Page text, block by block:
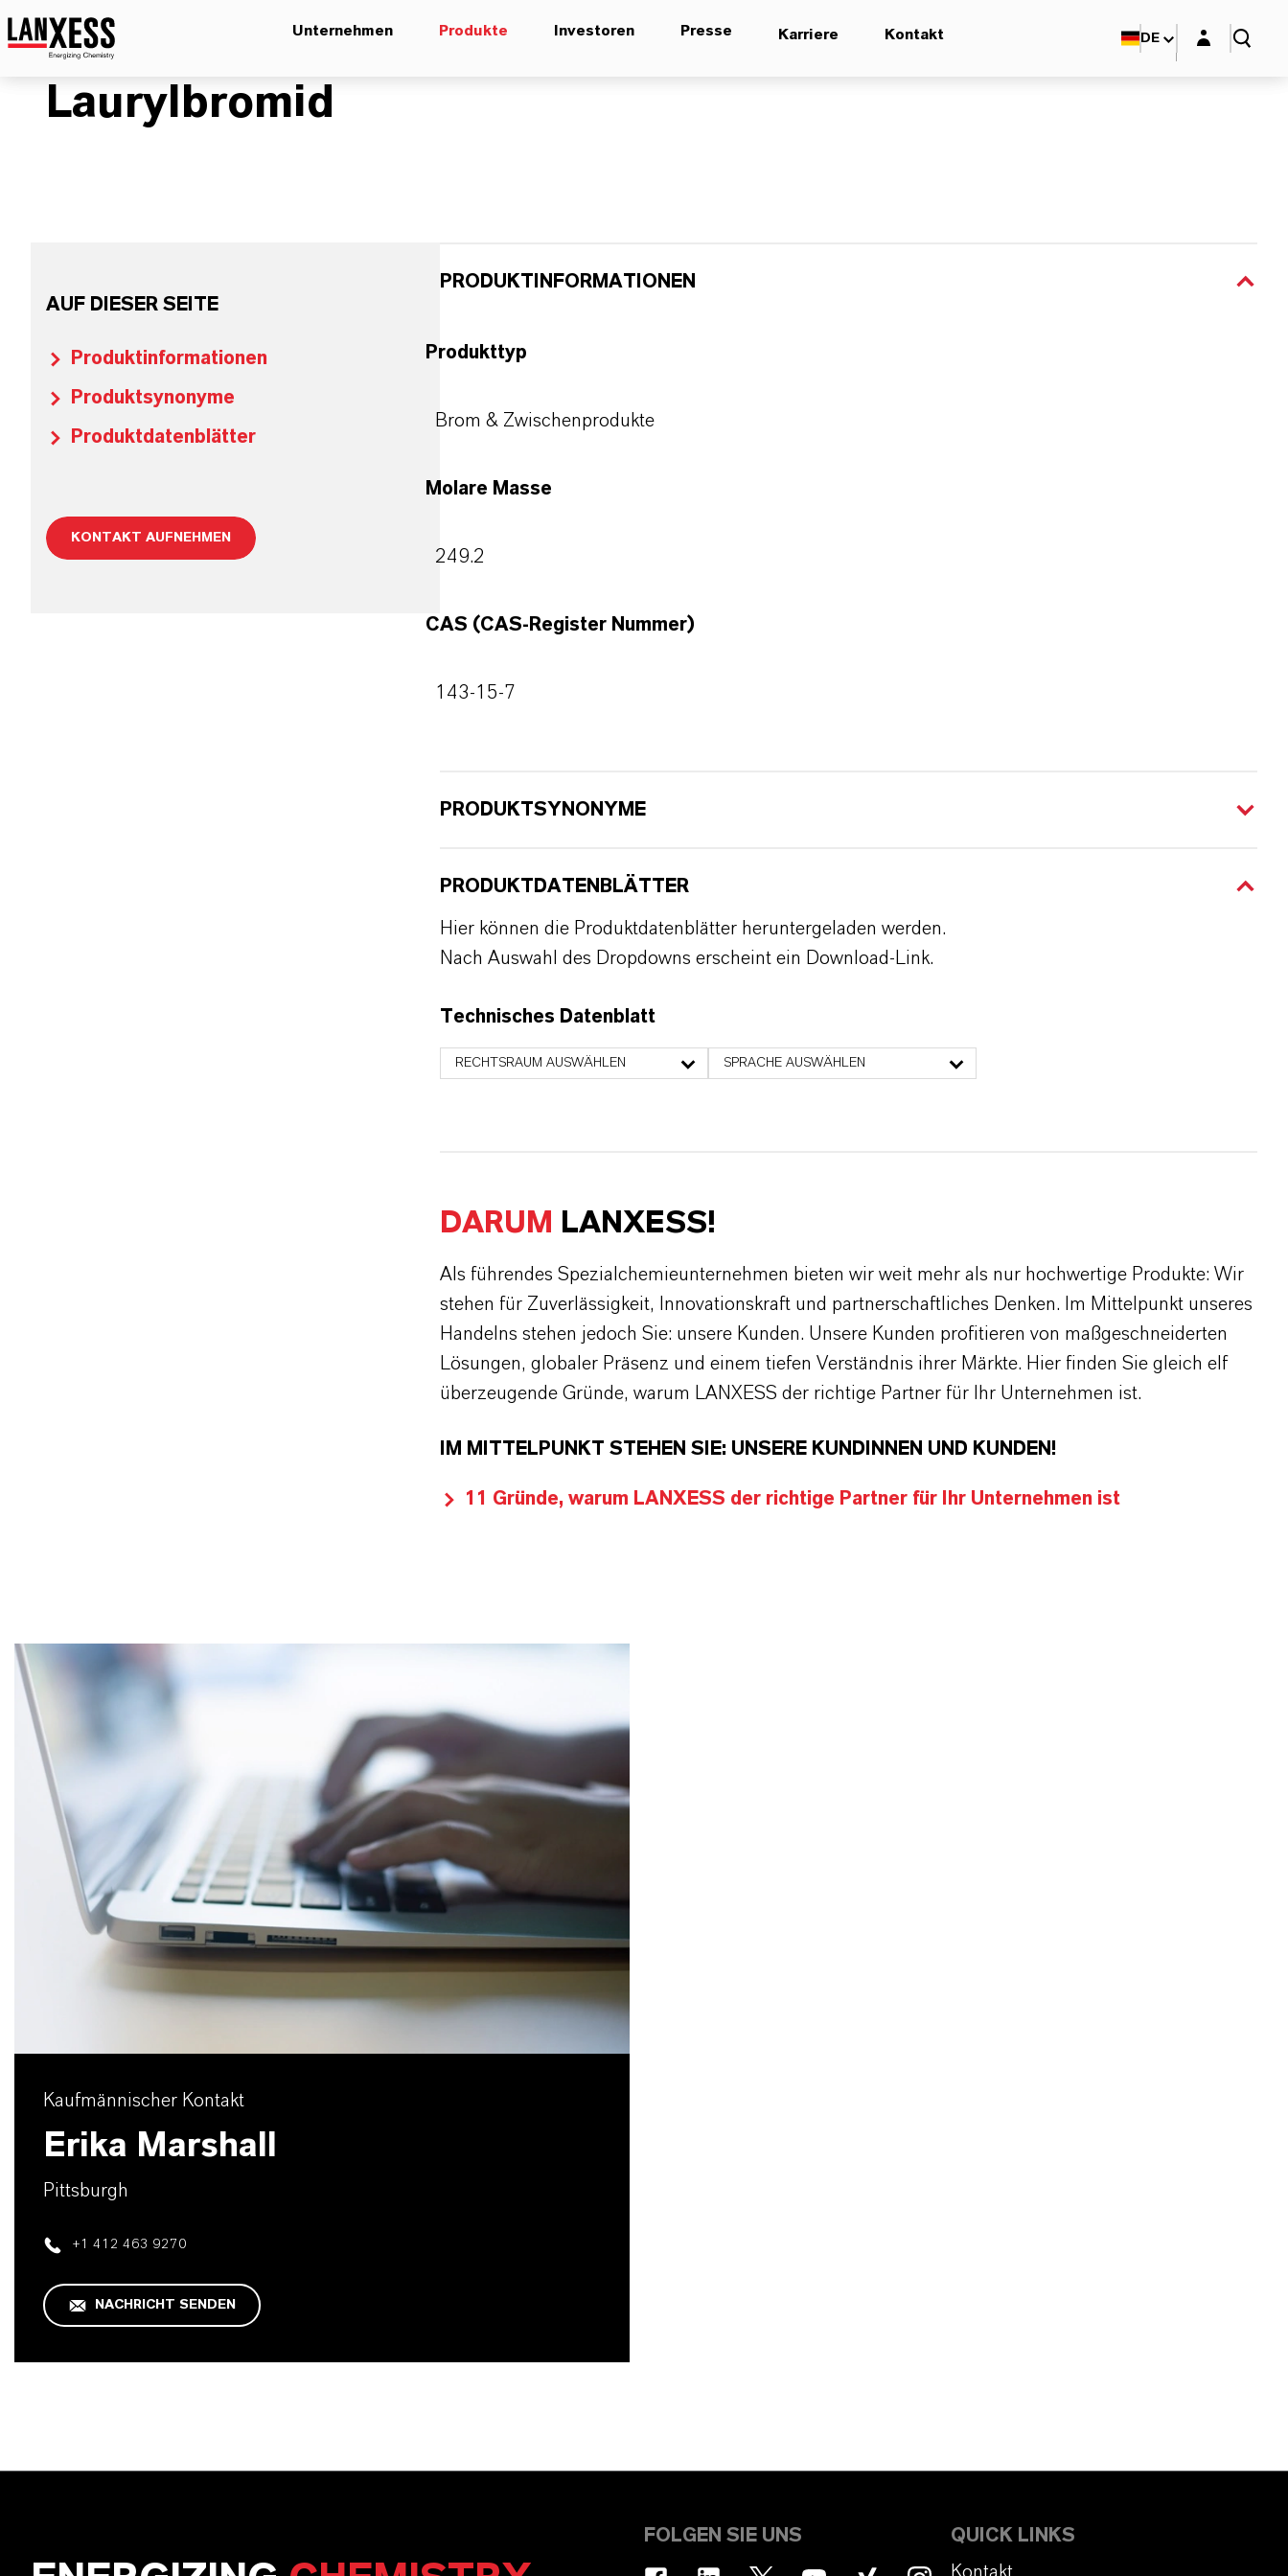
Unternehmen Produkte Investoren Presse Karriere Kontakt DE Login-Maske
Laurylbromid
AUF DIESER SEITE
Produktinformationen
Produktsynonyme
Produktdatenblätter
KONTAKT AUFNEHMEN
PRODUKTINFORMATIONEN
Produkttyp
Brom & Zwischenprodukte
Molare Masse
249.2
CAS (CAS-Register Nummer)
143-15-7
PRODUKTSYNONYME
PRODUKTDATENBLÄTTER
Hier können die Produktdatenblätter heruntergeladen werden.
Nach Auswahl des Dropdowns erscheint ein Download-Link.
Technisches Datenblatt
RECHTSRAUM AUSWÄHLEN SPRACHE AUSWÄHLEN
DARUM LANXESS!
Als führendes Spezialchemieunternehmen bieten wir weit mehr als nur hochwertige Produkte: Wir
stehen für Zuverlässigkeit, Innovationskraft und partnerschaftliches Denken. Im Mittelpunkt unseres
Handelns stehen jedoch Sie: unsere Kunden. Unsere Kunden profitieren von maßgeschneiderten
Lösungen, globaler Präsenz und einem tiefen Verständnis ihrer Märkte. Hier finden Sie gleich elf
überzeugende Gründe, warum LANXESS der richtige Partner für Ihr Unternehmen ist.
IM MITTELPUNKT STEHEN SIE: UNSERE KUNDINNEN UND KUNDEN!
11 Gründe, warum LANXESS der richtige Partner für Ihr Unternehmen ist
Kaufmännischer Kontakt
Erika Marshall
Pittsburgh
+1 412 463 9270
NACHRICHT SENDEN
FOLGEN SIE UNS
QUICK LINKS
Kontakt